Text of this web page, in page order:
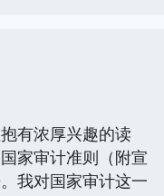
有浓厚兴趣的读
家审计准则（附宣
我对国家审计这一